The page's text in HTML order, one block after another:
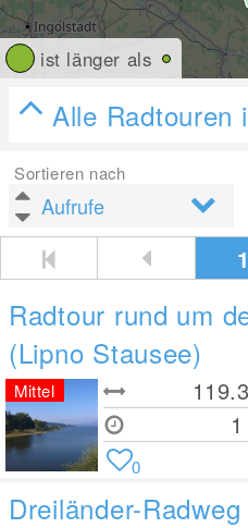
ist länger als
Alle Radtouren
Sortieren nach
1
Radtour rund um
(Lipno Stausee)
119.3
Mittel
0
Dreiländer-Radweg